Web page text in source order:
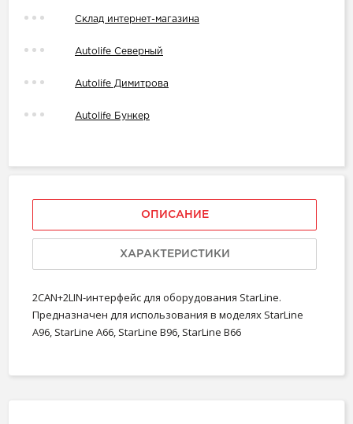
Склад интернет-магазина
Autolife Северный
Autolife Димитрова
Autolife Бункер
ОПИСАНИЕ
ХАРАКТЕРИСТИКИ
2CAN+2LIN-интерфейс для оборудования StarLine.
Предназначен для использования в моделях StarLine
A96, StarLine A66, StarLine B96, StarLine B66